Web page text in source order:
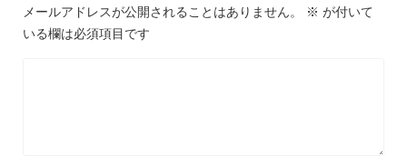
メールアドレスが公開されることはありません。 ※ が付いて
いる欄は必須項目です